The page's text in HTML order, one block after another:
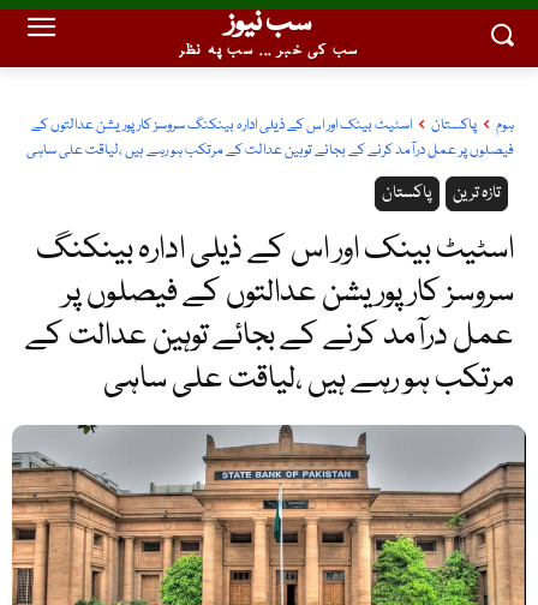
سب نیوز
سب کی خبر ... سب پہ نظر
ہوم پاکستان
اسٹیٹ بینک اور اس کے ذیلی ادارہ بینکنگ سروسز کارپوریشن عدالتوں کے
فیصلوں پر عمل درآمد کرنے کے بجائے توہین عدالت کے مرتکب ہو رہے ہیں ،لیاقت علی ساہی
پاکستان تازہ ترین
اسٹیٹ بینک اور اس کے ذیلی ادارہ بینکنگ
سروسز کارپوریشن عدالتوں کے فیصلوں پر
عمل درآمد کرنے کے بجائے توہین عدالت کے
مرتکب ہو رہے ہیں ،لیاقت علی ساہی